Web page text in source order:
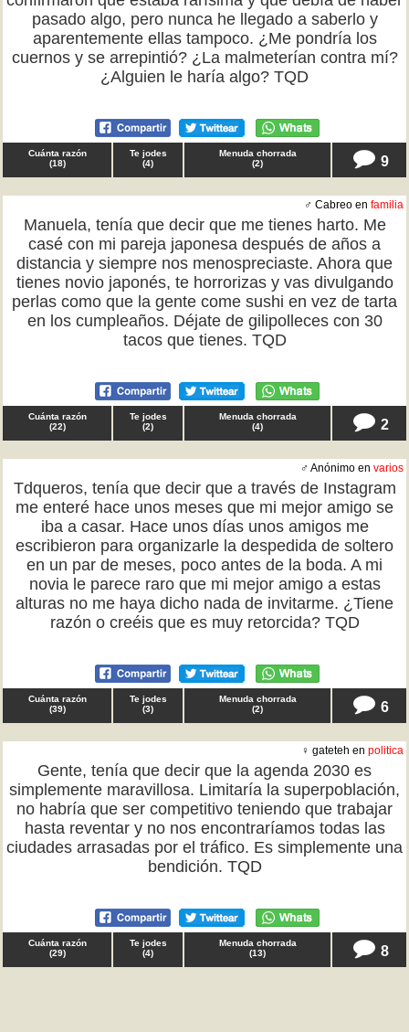
pasado algo, pero nunca he llegado a saberlo y
aparentemente ellas tampoco. ¿Me pondría los
cuernos y se arrepintió? ¿La malmeterían contra mí?
¿Alguien le haría algo? TQD
Cuánta razón
(18)
Te jodes
(4)
Menuda chorrada
(2) 9
♂ Cabreo en familia
Manuela, tenía que decir que me tienes harto. Me
casé con mi pareja japonesa después de años a
distancia y siempre nos menospreciaste. Ahora que
tienes novio japonés, te horrorizas y vas divulgando
perlas como que la gente come sushi en vez de tarta
en los cumpleaños. Déjate de gilipolleces con 30
tacos que tienes. TQD
Cuánta razón
(22)
Te jodes
(2)
Menuda chorrada
(4) 2
♂ Anónimo en varios
Tdqueros, tenía que decir que a través de Instagram
me enteré hace unos meses que mi mejor amigo se
iba a casar. Hace unos días unos amigos me
escribieron para organizarle la despedida de soltero
en un par de meses, poco antes de la boda. A mi
novia le parece raro que mi mejor amigo a estas
alturas no me haya dicho nada de invitarme. ¿Tiene
razón o creéis que es muy retorcida? TQD
Cuánta razón
(39)
Te jodes
(3)
Menuda chorrada
(2) 6
♀ gateteh en politica
Gente, tenía que decir que la agenda 2030 es
simplemente maravillosa. Limitaría la superpoblación,
no habría que ser competitivo teniendo que trabajar
hasta reventar y no nos encontraríamos todas las
ciudades arrasadas por el tráfico. Es simplemente una
bendición. TQD
Cuánta razón
(29)
Te jodes
(4)
Menuda chorrada
(13) 8